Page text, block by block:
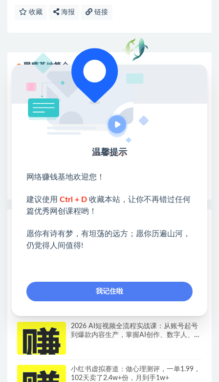
收藏 海报 链接
网赚基地简介
站长微信：无
❤本站：本站整合多方资源站，主要面向互联网创业
类&副业类，资源丰富 物超所值。
❤能助您：找项目 + 低成本创业 + 减少信息差 + 见识
各种项目 + 提升网创认知。
❤本站为众多团队提供了重要价值，也为众多创业者
开启网络之门，广受好评！
早为您提供丰盛价值。祝您前程似锦！
《淘宝天猫打爆班》原创技术第85期，淘宝
从0到爆2.0，权重搭建、销量破零、多维组
拼多多打爆班原创技术第62期，拼多多双打
强付费，原创起店技术，稳权重高投产
2026 AI短视频全流程实战课：从账号起号
到爆款内容生产，掌握AI创作、数字人、带
小红书虚拟赛道：做心理测评，一单1.99，
102天卖了2.4w+份，月到手1w+
温馨提示
网络赚钱基地欢迎您！
建议使用 Ctrl + D 收藏本站，让你不再错过任何
篇优秀网创课程哟！
愿你有诗有梦，有坦荡的远方；愿你历遍山河，
仍觉得人间值得!
我记住啦